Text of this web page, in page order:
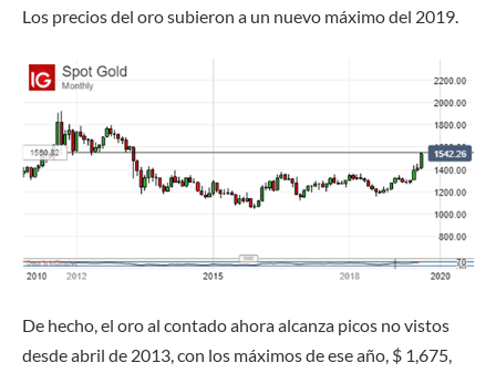
Los precios del oro subieron a un nuevo máximo del 2019.
De hecho, el oro al contado ahora alcanza picos no vistos
desde abril de 2013, con los máximos de ese año, $ 1,675,